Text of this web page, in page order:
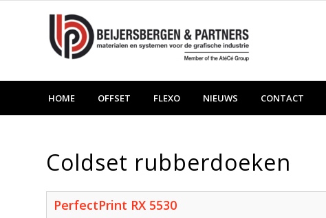
HOME OFFSET FLEXO NIEUWS CONTACT
Coldset rubberdoeken
PerfectPrint RX 5530